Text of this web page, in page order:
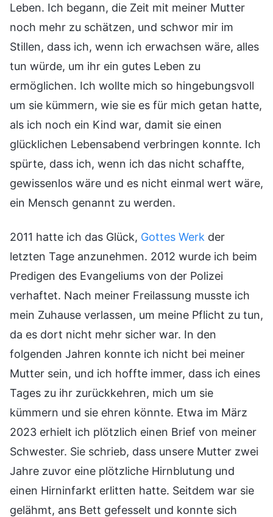
Leben. Ich begann, die Zeit mit meiner Mutter
noch mehr zu schätzen, und schwor mir im
Stillen, dass ich, wenn ich erwachsen wäre, alles
tun würde, um ihr ein gutes Leben zu
ermöglichen. Ich wollte mich so hingebungsvoll
um sie kümmern, wie sie es für mich getan hatte,
als ich noch ein Kind war, damit sie einen
glücklichen Lebensabend verbringen konnte. Ich
spürte, dass ich, wenn ich das nicht schaffte,
gewissenlos wäre und es nicht einmal wert wäre,
ein Mensch genannt zu werden.
2011 hatte ich das Glück, Gottes Werk der
letzten Tage anzunehmen. 2012 wurde ich beim
Predigen des Evangeliums von der Polizei
verhaftet. Nach meiner Freilassung musste ich
mein Zuhause verlassen, um meine Pflicht zu tun,
da es dort nicht mehr sicher war. In den
folgenden Jahren konnte ich nicht bei meiner
Mutter sein, und ich hoffte immer, dass ich eines
Tages zu ihr zurückkehren, mich um sie
kümmern und sie ehren könnte. Etwa im März
2023 erhielt ich plötzlich einen Brief von meiner
Schwester. Sie schrieb, dass unsere Mutter zwei
Jahre zuvor eine plötzliche Hirnblutung und
einen Hirninfarkt erlitten hatte. Seitdem war sie
gelähmt, ans Bett gefesselt und konnte sich